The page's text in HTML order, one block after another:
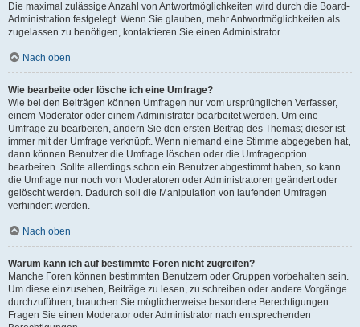
Die maximal zulässige Anzahl von Antwortmöglichkeiten wird durch die Board-
Administration festgelegt. Wenn Sie glauben, mehr Antwortmöglichkeiten als
zugelassen zu benötigen, kontaktieren Sie einen Administrator.
Nach oben
Wie bearbeite oder lösche ich eine Umfrage?
Wie bei den Beiträgen können Umfragen nur vom ursprünglichen Verfasser,
einem Moderator oder einem Administrator bearbeitet werden. Um eine
Umfrage zu bearbeiten, ändern Sie den ersten Beitrag des Themas; dieser ist
immer mit der Umfrage verknüpft. Wenn niemand eine Stimme abgegeben hat,
dann können Benutzer die Umfrage löschen oder die Umfrageoption
bearbeiten. Sollte allerdings schon ein Benutzer abgestimmt haben, so kann
die Umfrage nur noch von Moderatoren oder Administratoren geändert oder
gelöscht werden. Dadurch soll die Manipulation von laufenden Umfragen
verhindert werden.
Nach oben
Warum kann ich auf bestimmte Foren nicht zugreifen?
Manche Foren können bestimmten Benutzern oder Gruppen vorbehalten sein.
Um diese einzusehen, Beiträge zu lesen, zu schreiben oder andere Vorgänge
durchzuführen, brauchen Sie möglicherweise besondere Berechtigungen.
Fragen Sie einen Moderator oder Administrator nach entsprechenden